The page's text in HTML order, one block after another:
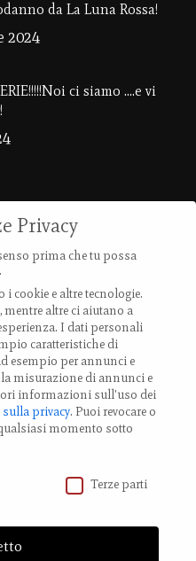
da La Luna Rossa!
2024
ci siamo ….e vi
km)
Privacy
prima che tu possa
cookie e altre tecnologie.
altre ci aiutano a
I dati personali
caratteristiche di
esempio per annunci e
misurazione di annunci e
informazioni sull'uso dei
privacy. Puoi revocare o
momento sotto
Terze parti